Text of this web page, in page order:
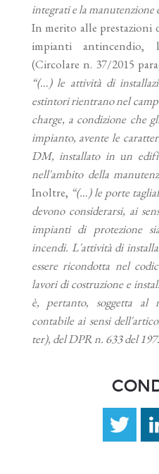
integrati e la manutenzione
In merito alle prestazioni
impianti antincendio,
(Circolare n. 37/2015
“(…) le attività di
estintori rientrano nel
charge, a condizione che
impianto, avente le
DM, installato in un
nell'ambito della
Inoltre, “(…) le porte
devono considerarsi, ai
impianti di protezione
incendi. L'attività di
essere ricondotta nel
lavori di costruzione e
è, pertanto, soggetta al
contabile ai sensi
ter), del DPR n. 633 del